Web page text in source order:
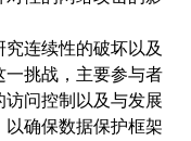
连续性的破坏以及
挑战，主要参与者
问控制以及与发展
确保数据保护框架